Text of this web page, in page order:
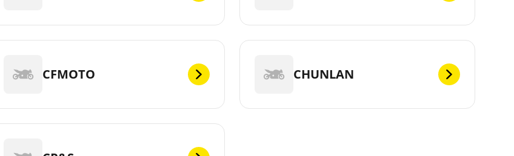
CFMOTO CHUNLAN